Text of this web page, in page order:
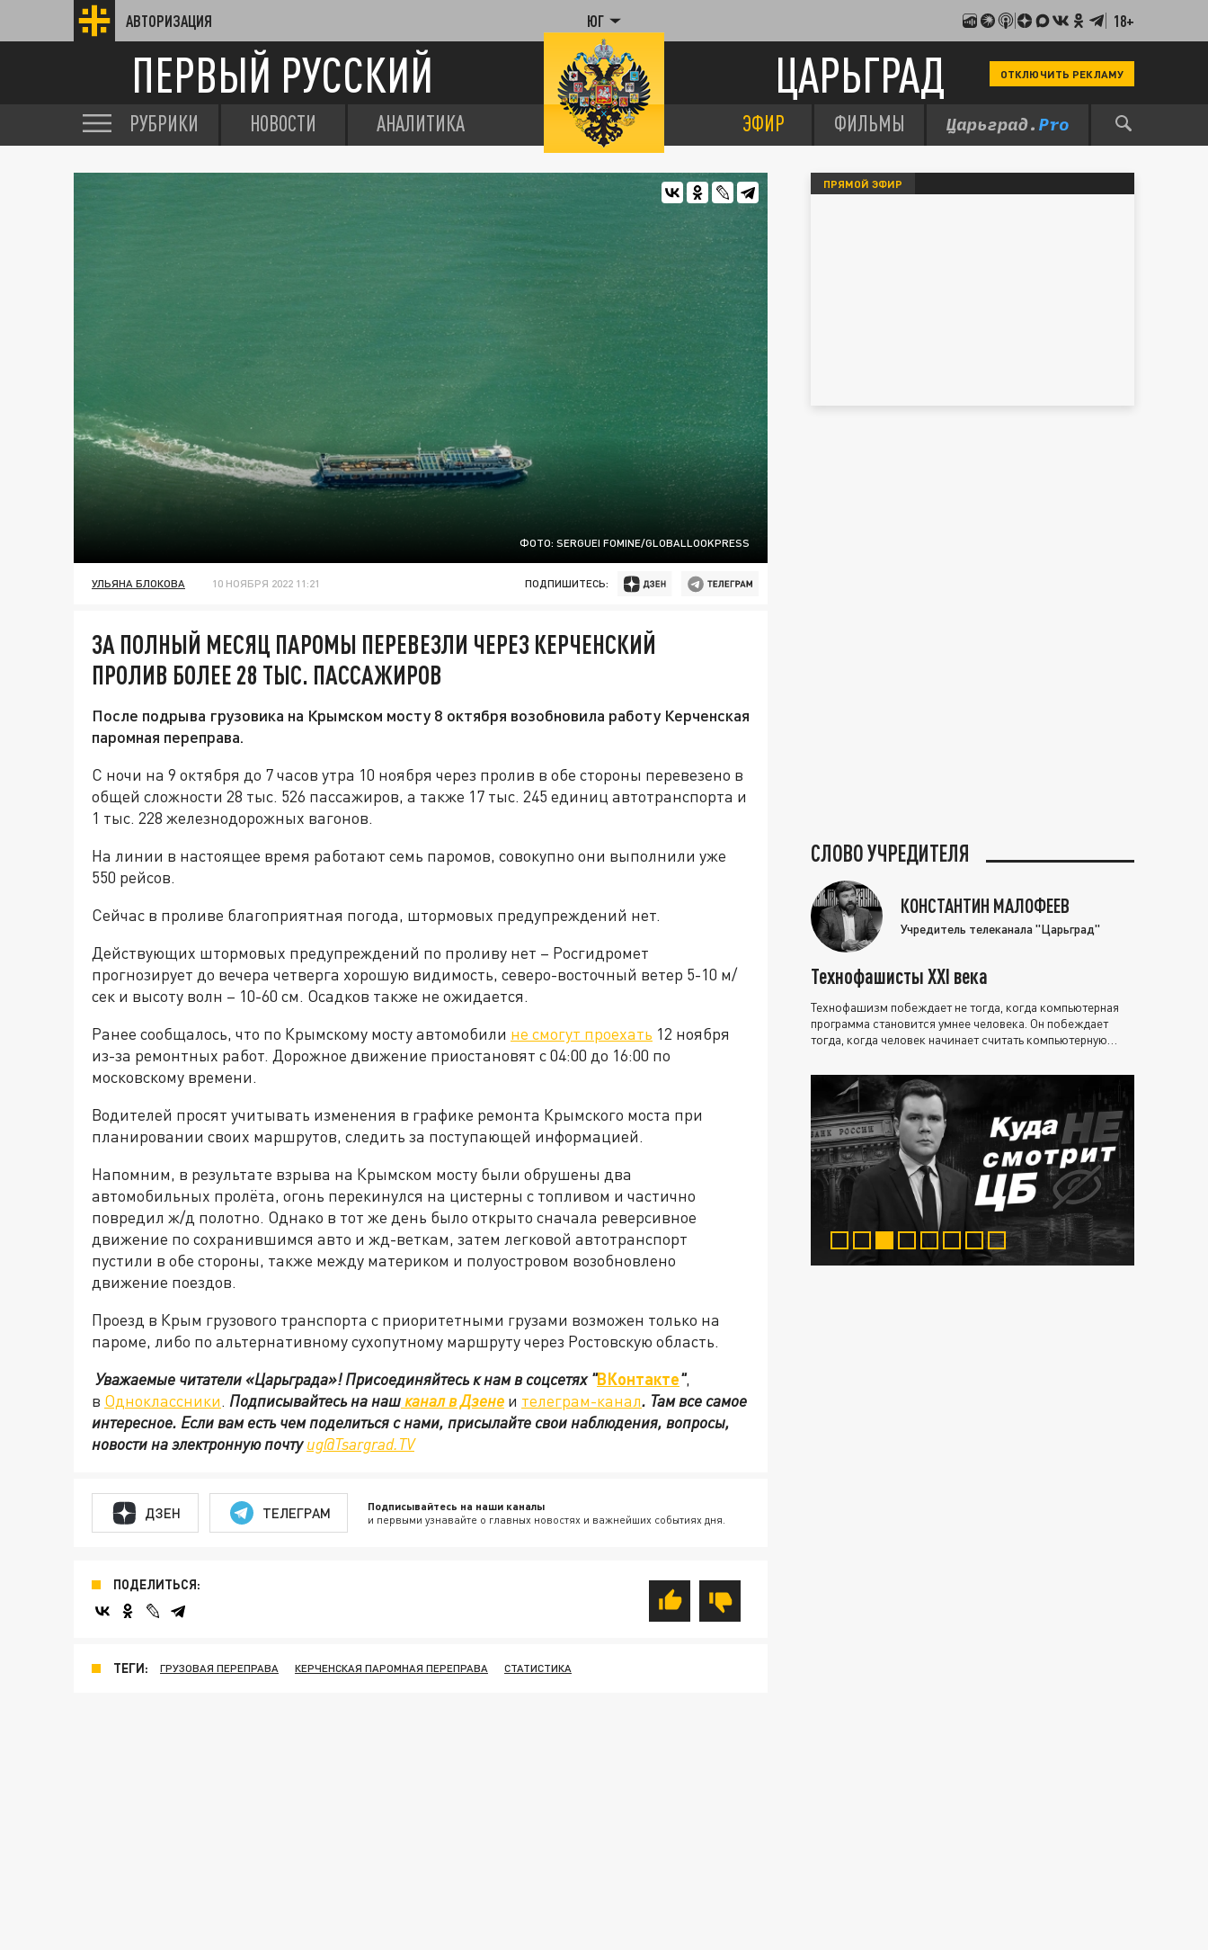
АВТОРИЗАЦИЯ ЮГ 18+
ПЕРВЫЙ РУССКИЙ ЦАРЬГРАД ОТКЛЮЧИТЬ РЕКЛАМУ
РУБРИКИ НОВОСТИ АНАЛИТИКА ЭФИР ФИЛЬМЫ
ФОТО: SERGUEI FOMINE/GLOBALLOOKPRESS
УЛЬЯНА БЛОКОВА 10 НОЯБРЯ 2022 11:21 ПОДПИШИТЕСЬ:
ЗА ПОЛНЫЙ МЕСЯЦ ПАРОМЫ ПЕРЕВЕЗЛИ ЧЕРЕЗ КЕРЧЕНСКИЙ
ПРОЛИВ БОЛЕЕ 28 ТЫС. ПАССАЖИРОВ
После подрыва грузовика на Крымском мосту 8 октября возобновила работу Керченская
паромная переправа.
С ночи на 9 октября до 7 часов утра 10 ноября через пролив в обе стороны перевезено в
общей сложности 28 тыс. 526 пассажиров, а также 17 тыс. 245 единиц автотранспорта и
1 тыс. 228 железнодорожных вагонов.
На линии в настоящее время работают семь паромов, совокупно они выполнили уже
550 рейсов.
Сейчас в проливе благоприятная погода, штормовых предупреждений нет.
Действующих штормовых предупреждений по проливу нет – Росгидромет
прогнозирует до вечера четверга хорошую видимость, северо-восточный ветер 5-10 м/
сек и высоту волн – 10-60 см. Осадков также не ожидается.
Ранее сообщалось, что по Крымскому мосту автомобили не смогут проехать 12 ноября
из-за ремонтных работ. Дорожное движение приостановят с 04:00 до 16:00 по
московскому времени.
Водителей просят учитывать изменения в графике ремонта Крымского моста при
планировании своих маршрутов, следить за поступающей информацией.
Напомним, в результате взрыва на Крымском мосту были обрушены два
автомобильных пролёта, огонь перекинулся на цистерны с топливом и частично
повредил ж/д полотно. Однако в тот же день было открыто сначала реверсивное
движение по сохранившимся авто и жд-веткам, затем легковой автотранспорт
пустили в обе стороны, также между материком и полуостровом возобновлено
движение поездов.
Проезд в Крым грузового транспорта с приоритетными грузами возможен только на
пароме, либо по альтернативному сухопутному маршруту через Ростовскую область.
Уважаемые читатели «Царьграда»!Присоединяйтесь к нам в соцсетях"ВКонтакте",
в Одноклассники. Подписывайтесь на нашканал в Дзене и телеграм-канал. Там все самое
интересное. Если вам есть чем поделиться с нами, присылайте свои наблюдения, вопросы,
новости на электронную почтуug@Tsargrad.TV
ДЗЕН ТЕЛЕГРАМ Подписывайтесь на наши каналы
и первыми узнавайте о главных новостях и важнейших событиях дня.
ПОДЕЛИТЬСЯ:
ТЕГИ: ГРУЗОВАЯ ПЕРЕПРАВА КЕРЧЕНСКАЯ ПАРОМНАЯ ПЕРЕПРАВА СТАТИСТИКА
ПРЯМОЙ ЭФИР
СЛОВО УЧРЕДИТЕЛЯ
КОНСТАНТИН МАЛОФЕЕВ
Учредитель телеканала "Царьград"
Технофашисты XXI века
Технофашизм побеждает не тогда, когда компьютерная
программа становится умнее человека. Он побеждает
тогда, когда человек начинает считать компьютерную